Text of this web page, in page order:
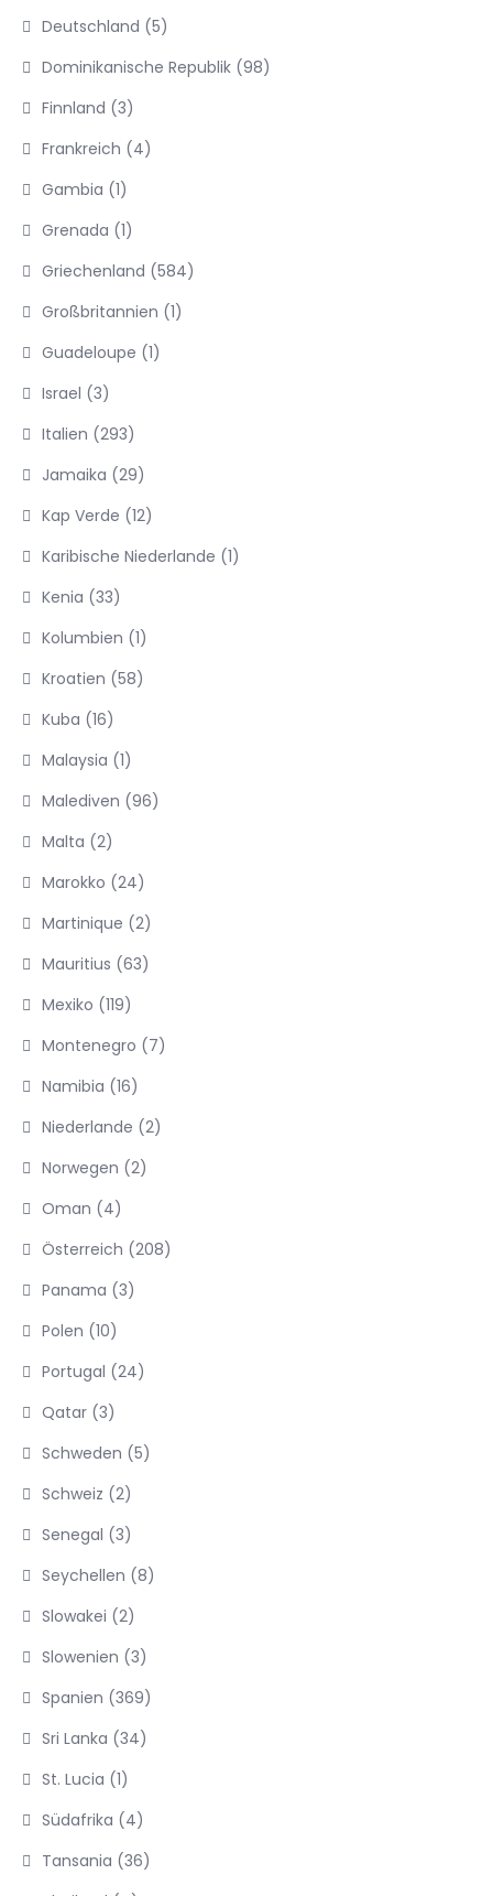
Deutschland (5)
Dominikanische Republik (98)
Finnland (3)
Frankreich (4)
Gambia (1)
Grenada (1)
Griechenland (584)
Großbritannien (1)
Guadeloupe (1)
Israel (3)
Italien (293)
Jamaika (29)
Kap Verde (12)
Karibische Niederlande (1)
Kenia (33)
Kolumbien (1)
Kroatien (58)
Kuba (16)
Malaysia (1)
Malediven (96)
Malta (2)
Marokko (24)
Martinique (2)
Mauritius (63)
Mexiko (119)
Montenegro (7)
Namibia (16)
Niederlande (2)
Norwegen (2)
Oman (4)
Österreich (208)
Panama (3)
Polen (10)
Portugal (24)
Qatar (3)
Schweden (5)
Schweiz (2)
Senegal (3)
Seychellen (8)
Slowakei (2)
Slowenien (3)
Spanien (369)
Sri Lanka (34)
St. Lucia (1)
Südafrika (4)
Tansania (36)